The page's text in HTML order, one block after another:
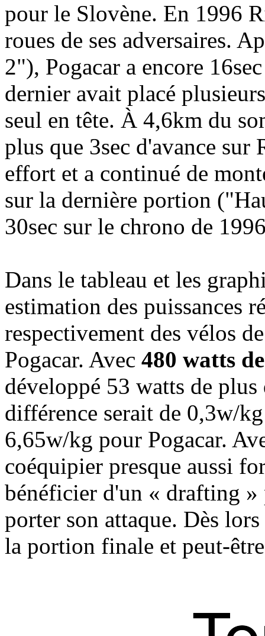
pour le Slovène. En 1996
roues de ses adversaires.
2"), Pogacar a encore
dernier avait placé
seul en tête. À 4,6km du
plus que 3sec d'avance
effort et a continué de
sur la dernière portion
30sec sur le chrono de
Dans le tableau et les
estimation des puissances
respectivement des vélos
Pogacar. Avec 480 watts
développé 53 watts de
différence serait de 0,3w/
6,65w/kg pour Pogacar.
coéquipier presque aussi
bénéficier d'un « drafting »
porter son attaque. Dès
la portion finale et peut-